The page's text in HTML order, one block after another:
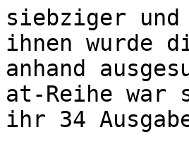
siebziger
ihnen wurde
anhand
at-Reihe war
ihr 34